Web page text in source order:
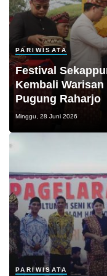
PARIWISATA
Festival
Kembali
Pugung Raharjo
Minggu, 28 Juni 2026
PARIWISATA